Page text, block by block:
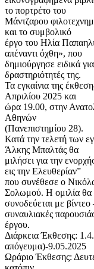
το πορτρέτο του
Μάντζαρου
και το συμβολικό
έργο του Ηλία
απέναντι όχθη», που
δημιούργησε ειδικά
δραστηριότητές της.
Τα εγκαίνια της
Απριλίου 2025 και
ώρα 19.00, στην
Αθηνών
(Πανεπιστημίου 28).
Κατά την τελετή των
Άλκης Μπαλτάς θα
μιλήσει για την
εις την Ελευθερίαν”
που συνέθεσε ο
Σολωμού. Η ομιλία θα
συνοδεύεται με
συναυλιακές
έργου.
Διάρκεια Έκθεσης:
απόγευμα)-9.05.2025
Ωράριο Έκθεσης: